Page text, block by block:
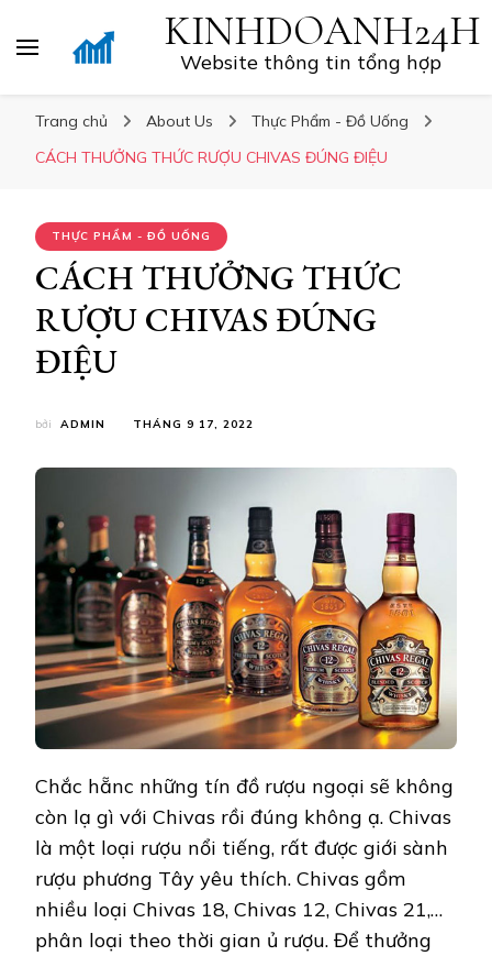
KINHDOANH24H
Website thông tin tổng hợp
Trang chủ About Us
Thực Phẩm - Đồ Uống
CÁCH THƯỞNG THỨC RƯỢU CHIVAS ĐÚNG ĐIỆU
THỰC PHẨM - ĐỒ UỐNG
CÁCH THƯỞNG THỨC
RƯỢU CHIVAS ĐÚNG
ĐIỆU
bởi ADMIN THÁNG 9 17, 2022
Chắc hẵnc những tín đồ rượu ngoại sẽ không
còn lạ gì với Chivas rồi đúng không ạ. Chivas
là một loại rượu nổi tiếng, rất được giới sành
rượu phương Tây yêu thích. Chivas gồm
nhiều loại Chivas 18, Chivas 12, Chivas 21,…
phân loại theo thời gian ủ rượu. Để thưởng